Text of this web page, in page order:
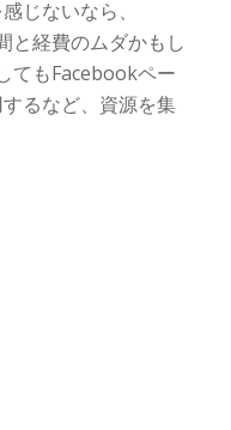
じないなら、
と経費のムダかもし
てもFacebookペー
るなど、資源を集